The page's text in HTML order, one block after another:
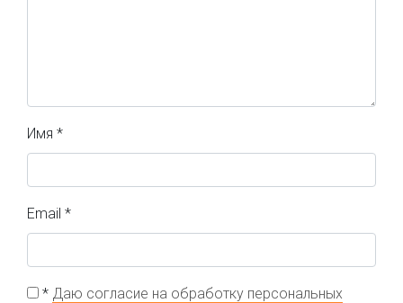
Имя *
Email *
* Даю согласие на обработку персональных